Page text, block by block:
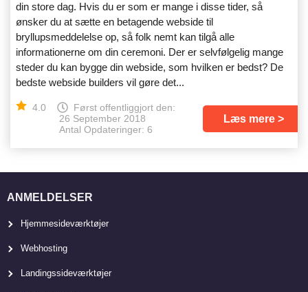
din store dag. Hvis du er som er mange i disse tider, så
ønsker du at sætte en betagende webside til
bryllupsmeddelelse op, så folk nemt kan tilgå alle
informationerne om din ceremoni. Der er selvfølgelig mange
steder du kan bygge din webside, som hvilken er bedst? De
bedste webside builders vil gøre det...
4.0
Først offentliggjort den:
26 September 2018
Antal Opdateringer: 6
Læs mere
ANMELDELSER
Hjemmesideværktøjer
Webhosting
Landingssideværktøjer